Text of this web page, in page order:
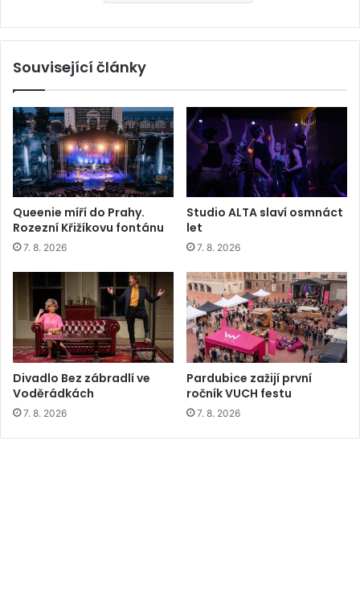
Související články
Queenie míří do Prahy.
Rozezní Křižíkovu fontánu
7. 8. 2026
Studio ALTA slaví osmnáct
let
7. 8. 2026
Divadlo Bez zábradlí ve
Voděrádkách
7. 8. 2026
Pardubice zažijí první
ročník VUCH festu
7. 8. 2026